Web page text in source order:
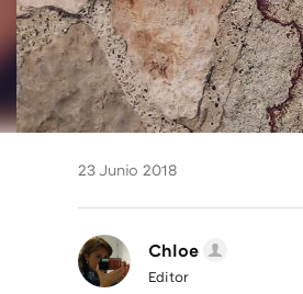
23 Junio 2018
Chloe
Editor